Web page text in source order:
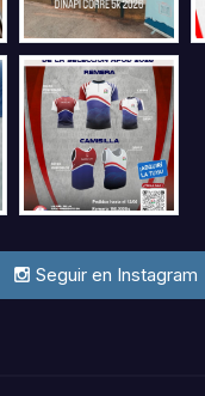
Seguir en Instagram